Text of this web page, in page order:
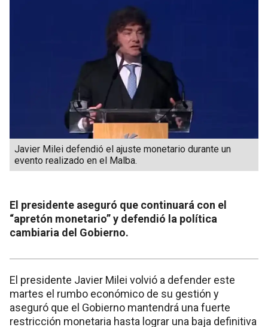
Javier Milei defendió el ajuste monetario durante un
evento realizado en el Malba.
El presidente aseguró que continuará con el
“apretón monetario” y defendió la política
cambiaria del Gobierno.
El presidente Javier Milei volvió a defender este
martes el rumbo económico de su gestión y
aseguró que el Gobierno mantendrá una fuerte
restricción monetaria hasta lograr una baja definitiva